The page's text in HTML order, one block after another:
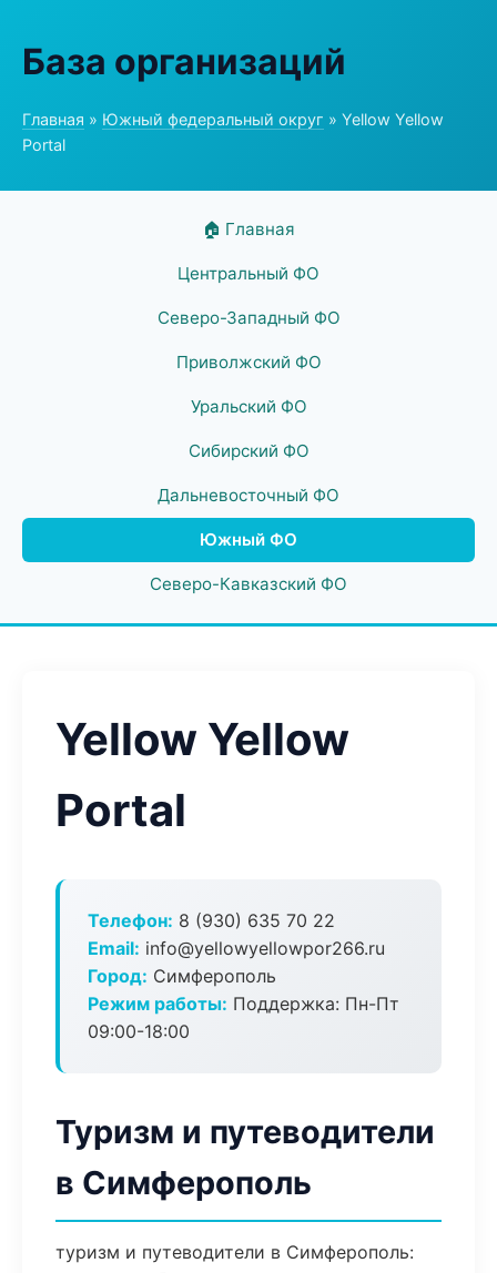
База организаций
Главная » Южный федеральный округ » Yellow Yellow
Portal
🏠 Главная
Центральный ФО
Северо-Западный ФО
Приволжский ФО
Уральский ФО
Сибирский ФО
Дальневосточный ФО
Южный ФО
Северо-Кавказский ФО
Yellow Yellow
Portal
Телефон: 8 (930) 635 70 22
Email: info@yellowyellowpor266.ru
Город: Симферополь
Режим работы: Поддержка: Пн-Пт
09:00-18:00
Туризм и путеводители
в Симферополь
туризм и путеводители в Симферополь: